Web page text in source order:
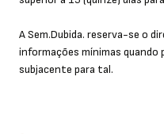
A Sem.Dubida. reserva-se o
informações mínimas quando
subjacente para tal.